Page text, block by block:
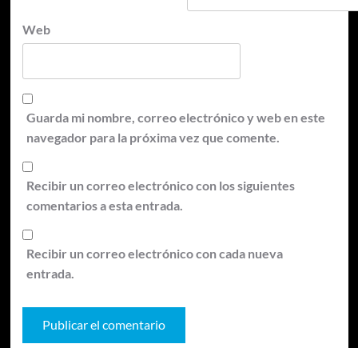
Web
Guarda mi nombre, correo electrónico y web en este
navegador para la próxima vez que comente.
Recibir un correo electrónico con los siguientes
comentarios a esta entrada.
Recibir un correo electrónico con cada nueva
entrada.